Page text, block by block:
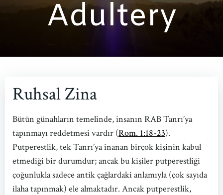
Adultery
Ruhsal Zina
Bütün günahların temelinde, insanın RAB Tanrı’ya
tapınmayı reddetmesi vardır (Rom. 1:18-23).
Putperestlik, tek Tanrı’ya inanan birçok kişinin kabul
etmediği bir durumdur; ancak bu kişiler putperestliği
çoğunlukla sadece antik çağlardaki anlamıyla (çok sayıda
ilaha tapınmak) ele almaktadır. Ancak putperestlik,